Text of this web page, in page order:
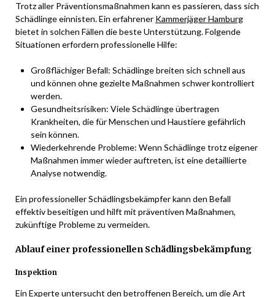
Trotz aller Präventionsmaßnahmen kann es passieren, dass sich
Schädlinge einnisten. Ein erfahrener Kammerjäger Hamburg
bietet in solchen Fällen die beste Unterstützung. Folgende
Situationen erfordern professionelle Hilfe:
Großflächiger Befall: Schädlinge breiten sich schnell aus
und können ohne gezielte Maßnahmen schwer kontrolliert
werden.
Gesundheitsrisiken: Viele Schädlinge übertragen
Krankheiten, die für Menschen und Haustiere gefährlich
sein können.
Wiederkehrende Probleme: Wenn Schädlinge trotz eigener
Maßnahmen immer wieder auftreten, ist eine detaillierte
Analyse notwendig.
Ein professioneller Schädlingsbekämpfer kann den Befall
effektiv beseitigen und hilft mit präventiven Maßnahmen,
zukünftige Probleme zu vermeiden.
Ablauf einer professionellen Schädlingsbekämpfung
Inspektion
Ein Experte untersucht den betroffenen Bereich, um die Art